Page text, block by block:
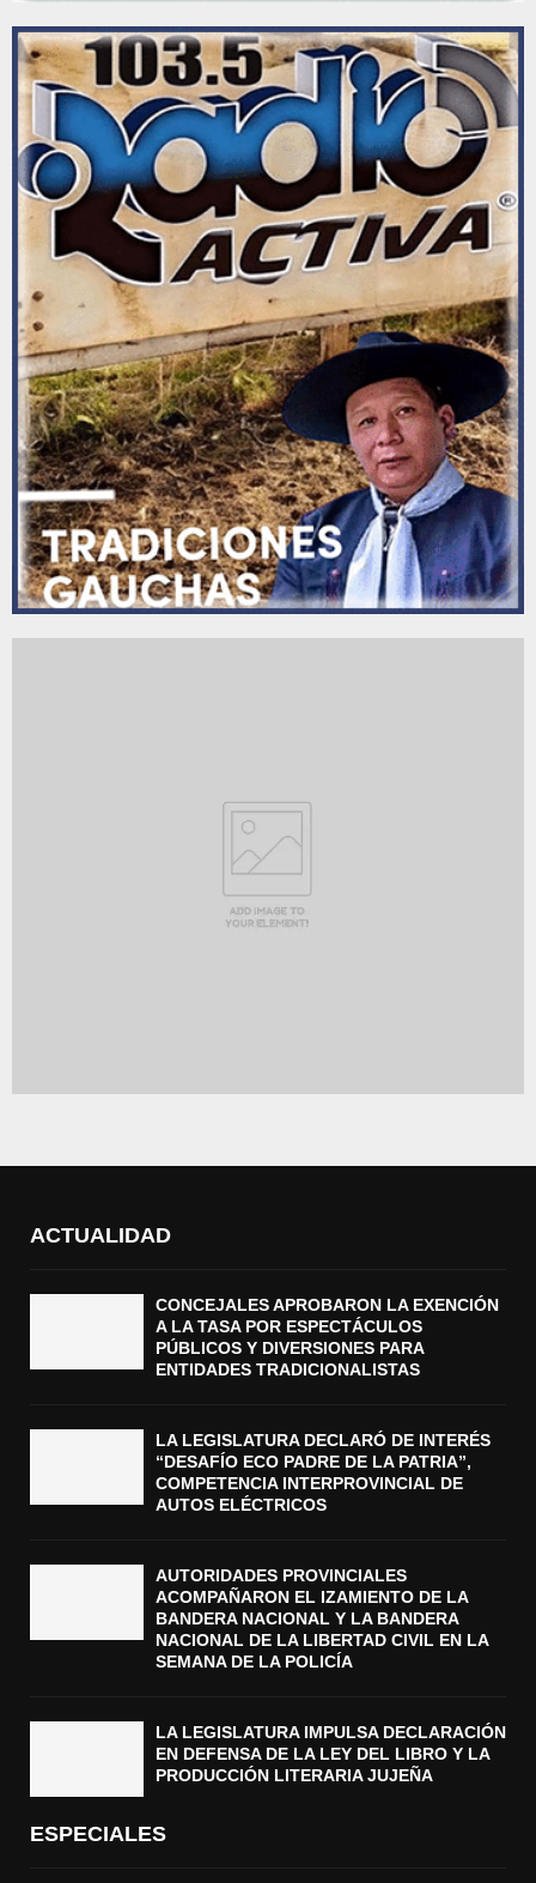
ACTUALIDAD
CONCEJALES APROBARON LA EXENCIÓN
A LA TASA POR ESPECTÁCULOS
PÚBLICOS Y DIVERSIONES PARA
ENTIDADES TRADICIONALISTAS
LA LEGISLATURA DECLARÓ DE INTERÉS
“DESAFÍO ECO PADRE DE LA PATRIA”,
COMPETENCIA INTERPROVINCIAL DE
AUTOS ELÉCTRICOS
AUTORIDADES PROVINCIALES
ACOMPAÑARON EL IZAMIENTO DE LA
BANDERA NACIONAL Y LA BANDERA
NACIONAL DE LA LIBERTAD CIVIL EN LA
SEMANA DE LA POLICÍA
LA LEGISLATURA IMPULSA DECLARACIÓN
EN DEFENSA DE LA LEY DEL LIBRO Y LA
PRODUCCIÓN LITERARIA JUJEÑA
ESPECIALES